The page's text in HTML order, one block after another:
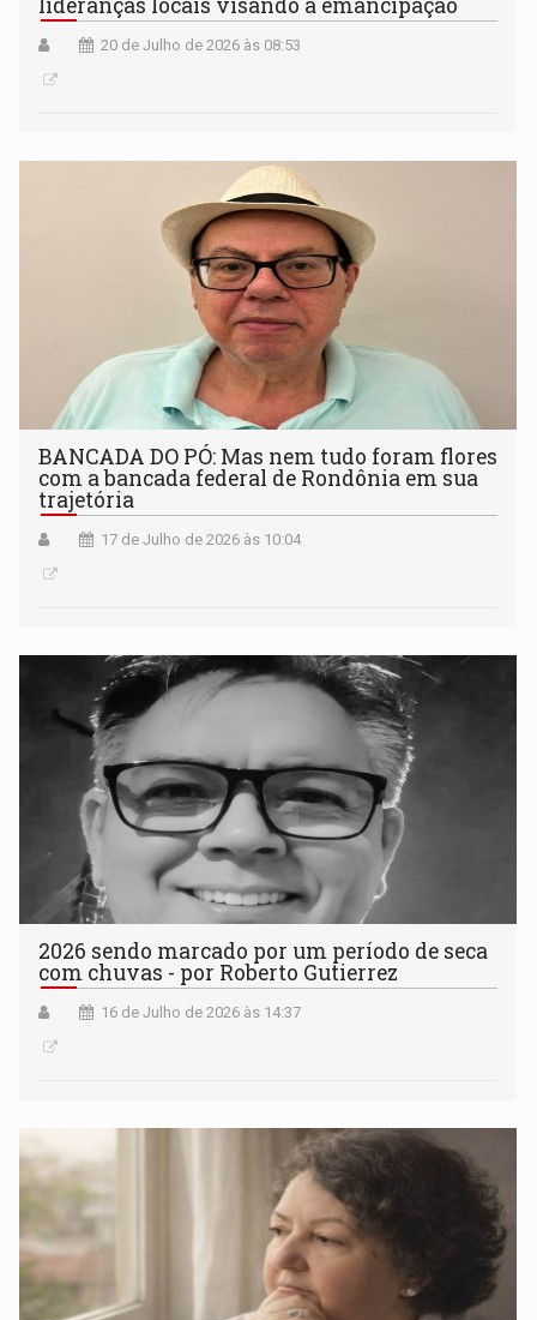
lideranças locais visando a emancipação
20 de Julho de 2026 às 08:53
BANCADA DO PÓ: Mas nem tudo foram flores
com a bancada federal de Rondônia em sua
trajetória
17 de Julho de 2026 às 10:04
2026 sendo marcado por um período de seca
com chuvas - por Roberto Gutierrez
16 de Julho de 2026 às 14:37